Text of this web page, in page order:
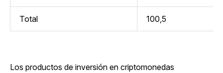
Total 100,5
Los productos de inversión en criptomonedas